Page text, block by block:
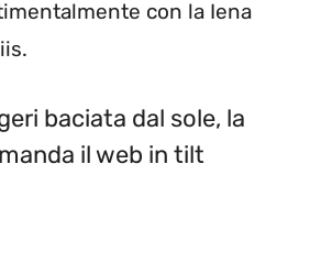
con la Iena
baciata dal sole, la
il web in tilt